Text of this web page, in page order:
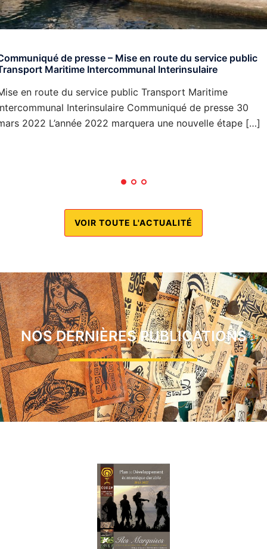
de presse – Mise en route du service public
Maritime Intercommunal Interinsulaire
en route du service public Transport Maritime
Interinsulaire Communiqué de presse 30
2022 L’année 2022 marquera une nouvelle étape […]
VOIR TOUTE L'ACTUALITÉ
NOS DERNIÈRES PUBLICATIONS